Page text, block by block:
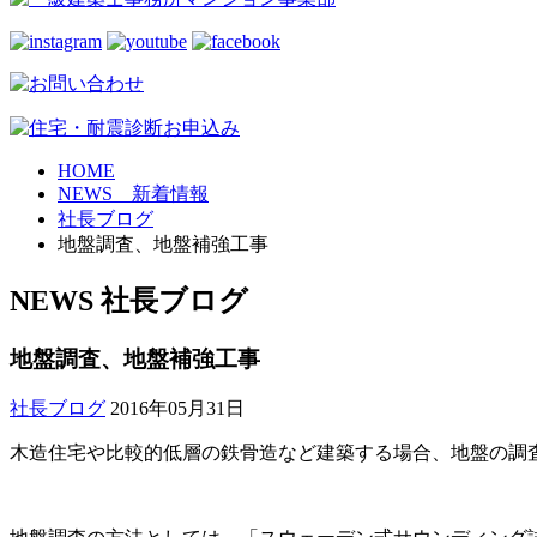
HOME
NEWS 新着情報
社長ブログ
地盤調査、地盤補強工事
NEWS 社長ブログ
地盤調査、地盤補強工事
社長ブログ 2016年05月31日
木造住宅や比較的低層の鉄骨造など建築する場合、地盤の調